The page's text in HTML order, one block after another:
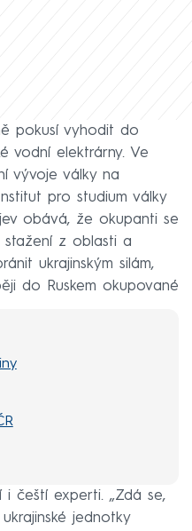
pokusí vyhodit do
vodní elektrárny. Ve
vývoje války na
pro studium války
obává, že okupanti se
z oblasti a
ukrajinským silám,
do Ruskem okupované
i čeští experti. „Zdá se,
jednotky